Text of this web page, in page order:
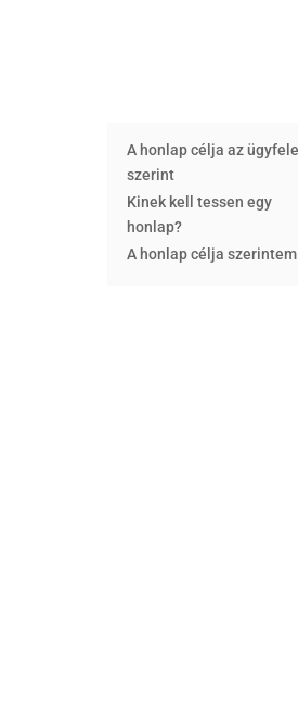
A honlap célja az
szerint
Kinek kell tessen egy
honlap?
A honlap célja szerintem